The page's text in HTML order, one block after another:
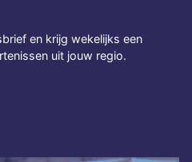
en krijg wekelijks een
uit jouw regio.